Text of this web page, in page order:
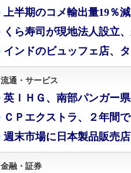
上半期のコメ輸出量19％
くら寿司が現地法人設立
インドのビュッフェ店、
流通・サービス
英ＩＨＧ、南部パンガー
ＣＰエクストラ、２年間
週末市場に日本製品販売
金融・証券